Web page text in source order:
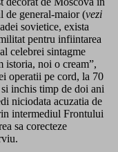
de general-maior (vezi
sovietice, exista
pentru infiintarea
celebrei sintagme
noi o cream”,
operatii pe cord, la 70
inchis timp de doi ani
niciodata acuzatia de
intermediul Frontului
sa corecteze